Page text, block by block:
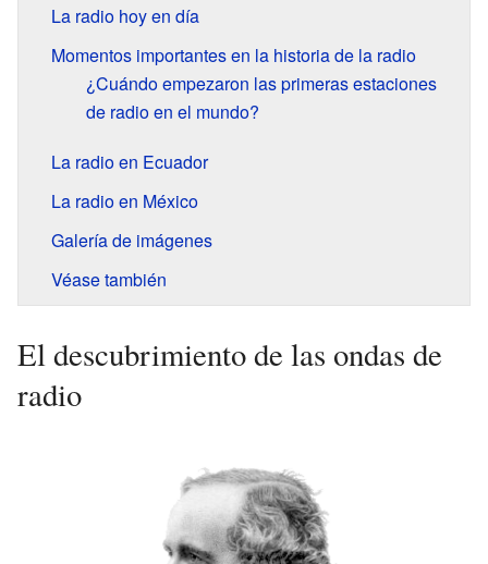
La radio hoy en día
Momentos importantes en la historia de la radio
¿Cuándo empezaron las primeras estaciones
de radio en el mundo?
La radio en Ecuador
La radio en México
Galería de imágenes
Véase también
El descubrimiento de las ondas de
radio